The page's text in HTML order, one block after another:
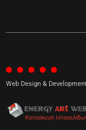
Web Design &